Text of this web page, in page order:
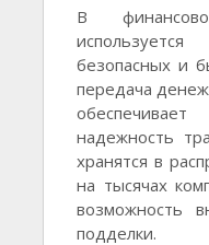
В
безопасных и
передача
надежность
хранятся в
на тысячах
возможность
подделки.